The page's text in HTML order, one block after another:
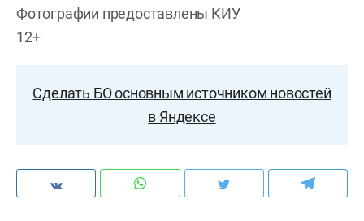
Фотографии предоставлены КИУ
12+
Сделать БО основным источником новостей
в Яндексе